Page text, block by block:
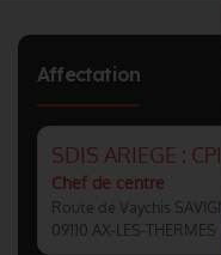
Affectation
SDIS ARIEGE :
Chef de centre
Route de Vaychis
09110 AX-LES-THERMES